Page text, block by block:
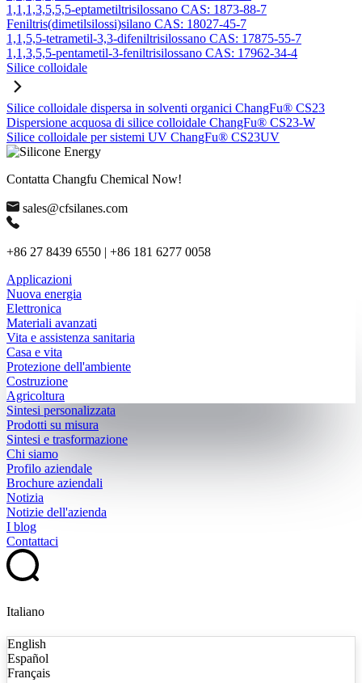
1,1,1,3,5,5,5-eptametiltrisilossano CAS: 1873-88-7
Feniltris(dimetilsilossi)silano CAS: 18027-45-7
1,1,5,5-tetrametil-3,3-difeniltrisilossano CAS: 17875-55-7
1,1,3,5,5-pentametil-3-feniltrisilossano CAS: 17962-34-4
Silice colloidale
Silice colloidale dispersa in solventi organici ChangFu® CS23
Dispersione acquosa di silice colloidale ChangFu® CS23-W
Silice colloidale per sistemi UV ChangFu® CS23UV
Contatta Changfu Chemical Now!
sales@cfsilanes.com
+86 27 8439 6550 | +86 181 6277 0058
Applicazioni
Nuova energia
Elettronica
Materiali avanzati
Vita e assistenza sanitaria
Casa e vita
Protezione dell'ambiente
Costruzione
Agricoltura
Sintesi personalizzata
Prodotti su misura
Sintesi e trasformazione
Chi siamo
Profilo aziendale
Brochure aziendali
Notizia
Notizie dell'azienda
I blog
Contattaci
Italiano
English
Español
Français